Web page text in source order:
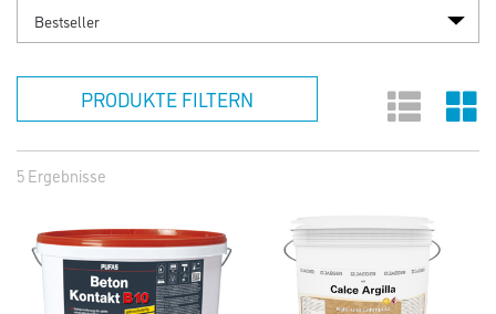
PRODUKTE FILTERN
5 Ergebnisse